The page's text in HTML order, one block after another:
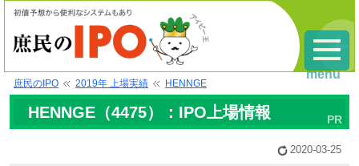
庶民のIPO 2019年 上場実績 HENNGE
HENNGE（4475）：IPO上場情報
2020-03-25
menu